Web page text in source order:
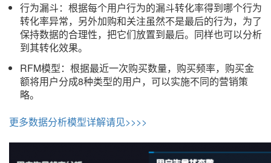
行为漏斗：根据每个用户行为的漏斗转化率得到哪个行为
转化率异常，另外加购和关注虽然不是最后的行为，为了
保持数据的合理性，把它们放置到最后。同样也可以分析
到其转化效果。
RFM模型：根据最近一次购买数量，购买频率，购买金
额将用户分成8种类型的用户，可以实施不同的营销策
略。
更多数据分析模型详解请见>>>>